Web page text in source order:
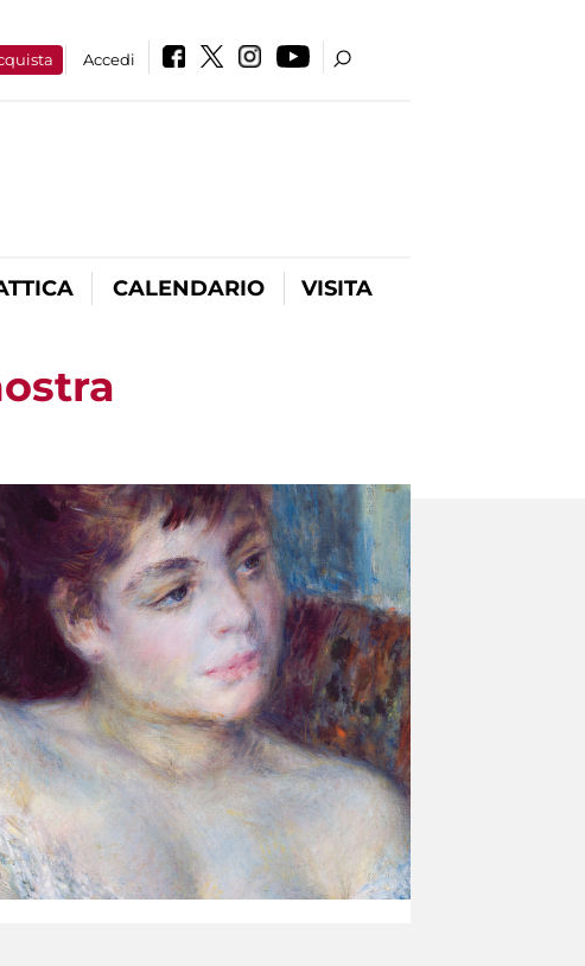
Accedi
CALENDARIO VISITA